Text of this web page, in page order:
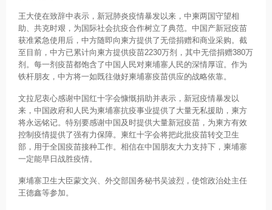
王大使在致辞中表示，新冠肺炎疫情暴发以来，中柬两国守望相
助、共克时艰，为国际社会抗疫合作树立了典范。中国产新冠疫苗
获准紧急使用后，中方随即向柬方提供了无偿捐赠和商业采购。截
至目前，中方已累计向柬方提供疫苗2230万剂，其中无偿捐赠380万
剂。每一剂疫苗都饱含了中国人民对柬埔寨人民的深情厚谊。作为
铁杆朋友，中方将一如既往做好柬埔寨疫苗供应的战略依靠。
文拉尼衷心感谢中国红十字会慷慨捐助并表示，新冠疫情暴发以
来，中国政府和人民为柬埔寨抗疫事业提供了大量无私援助，柬方
将永远铭记。特别要感谢中国及时提供大量新冠疫苗，为柬方有效
控制疫情提供了强有力保障。柬红十字会将把此批疫苗转交卫生
部，用于全国疫苗接种工作。相信在中国朋友大力支持下，柬埔寨
一定能早日战胜疫情。
柬埔寨卫生大臣蒙文兴、外交部国务秘书吴波烈，使馆政治处主任
王德鑫等参加。